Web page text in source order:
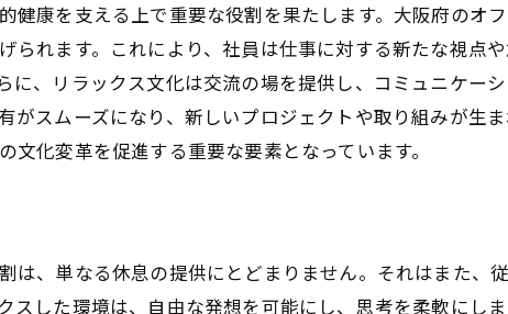
康を支える上で重要な役割を果たします。大阪府のオ
れます。これにより、社員は仕事に対する新たな視点
に、リラックス文化は交流の場を提供し、コミュニケー
スムーズになり、新しいプロジェクトや取り組みが生
化変革を促進する重要な要素となっています。
は、単なる休息の提供にとどまりません。それはまた、
スした環境は、自由な発想を可能にし、思考を柔軟にし